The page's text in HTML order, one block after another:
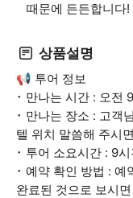
때문에 든든합니다!
상품설명
📢 투어 정보
･ 만나는 시간 : 오전
･ 만나는 장소 : 고객
텔 위치 말씀해 주시
･ 투어 소요시간 : 9
･ 예약 확인 방법 : 예
완료된 것으로 보시